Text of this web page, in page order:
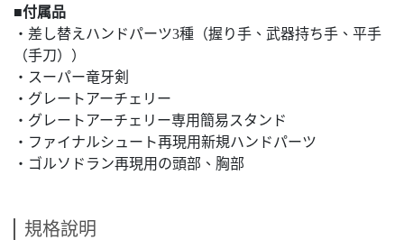
■付属品
・差し替えハンドパーツ3種（握り手、武器持ち手、平手
（手刀））
・スーパー竜牙剣
・グレートアーチェリー
・グレートアーチェリー専用簡易スタンド
・ファイナルシュート再現用新規ハンドパーツ
・ゴルソドラン再現用の頭部、胸部
規格說明